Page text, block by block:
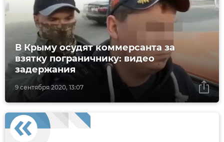
9 сентября 2020, 13:07
В Крыму осудят коммерсанта за
взятку пограничнику: видео
задержания